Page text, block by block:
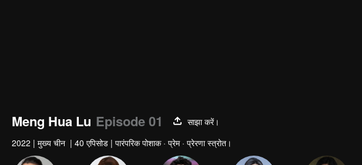
Meng Hua Lu Episode 01
साझा करें।
2022 | मुख्य चीन | 40 एपिसोड | पारंपरिक पोशाक · प्रेम · प्रेरणा स्त्रोत।